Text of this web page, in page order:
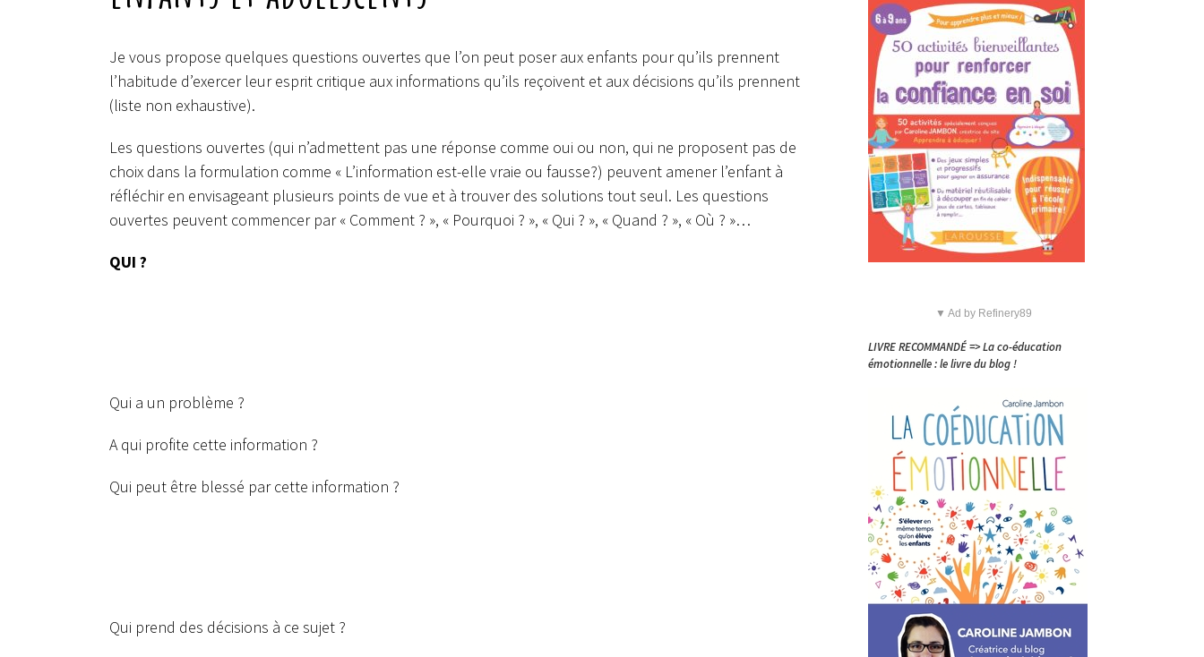
Je vous propose quelques questions ouvertes que l’on peut poser aux enfants pour qu’ils prennent
l’habitude d’exercer leur esprit critique aux informations qu’ils reçoivent et aux décisions qu’ils prennent
(liste non exhaustive).
Les questions ouvertes (qui n’admettent pas une réponse comme oui ou non, qui ne proposent pas de
choix dans la formulation comme « L’information est-elle vraie ou fausse?) peuvent amener l’enfant à
réfléchir en envisageant plusieurs points de vue et à trouver des solutions tout seul. Les questions
ouvertes peuvent commencer par « Comment ? », « Pourquoi ? », « Qui ? », « Quand ? », « Où ? »…
QUI ?
Qui a un problème ?
A qui profite cette information ?
Qui peut être blessé par cette information ?
Qui prend des décisions à ce sujet ?
▼ Ad by Refinery89
LIVRE RECOMMANDÉ => La co-éducation
émotionnelle : le livre du blog !